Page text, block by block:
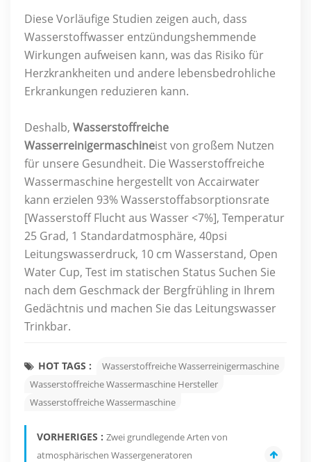
Diese Vorläufige Studien zeigen auch, dass
Wasserstoffwasser entzündungshemmende
Wirkungen aufweisen kann, was das Risiko für
Herzkrankheiten und andere lebensbedrohliche
Erkrankungen reduzieren kann.
Deshalb, Wasserstoffreiche
Wasserreinigermaschineist von großem Nutzen
für unsere Gesundheit. Die Wasserstoffreiche
Wassermaschine hergestellt von Accairwater
kann erzielen 93% Wasserstoffabsorptionsrate
[Wasserstoff Flucht aus Wasser <7%], Temperatur
25 Grad, 1 Standardatmosphäre, 40psi
Leitungswasserdruck, 10 cm Wasserstand, Open
Water Cup, Test im statischen Status Suchen Sie
nach dem Geschmack der Bergfrühling in Ihrem
Gedächtnis und machen Sie das Leitungswasser
Trinkbar.
HOT TAGS :
Wasserstoffreiche Wasserreinigermaschine
Wasserstoffreiche Wassermaschine Hersteller
Wasserstoffreiche Wassermaschine
VORHERIGES : Zwei grundlegende Arten von
atmosphärischen Wassergeneratoren